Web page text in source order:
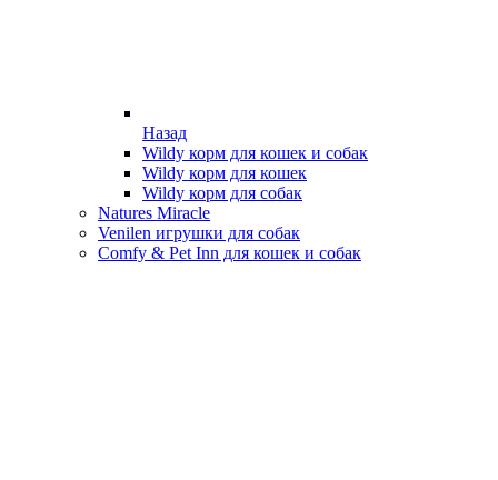
Назад
Wildy корм для кошек и собак
Wildy корм для кошек
Wildy корм для собак
Natures Miracle
Venilen игрушки для собак
Comfy & Pet Inn для кошек и собак